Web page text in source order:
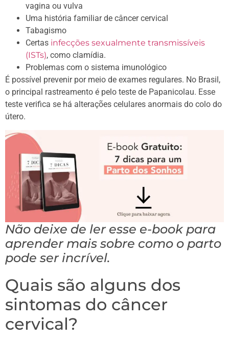
vagina ou vulva
Uma história familiar de câncer cervical
Tabagismo
Certas infecções sexualmente transmissíveis
(ISTs), como clamídia.
Problemas com o sistema imunológico
É possível prevenir por meio de exames regulares. No Brasil,
o principal rastreamento é pelo teste de Papanicolau. Esse
teste verifica se há alterações celulares anormais do colo do
útero.
Não deixe de ler esse e-book para
aprender mais sobre como o parto
pode ser incrível.
Quais são alguns dos
sintomas do câncer
cervical?